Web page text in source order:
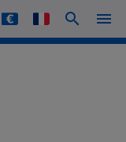
search menu